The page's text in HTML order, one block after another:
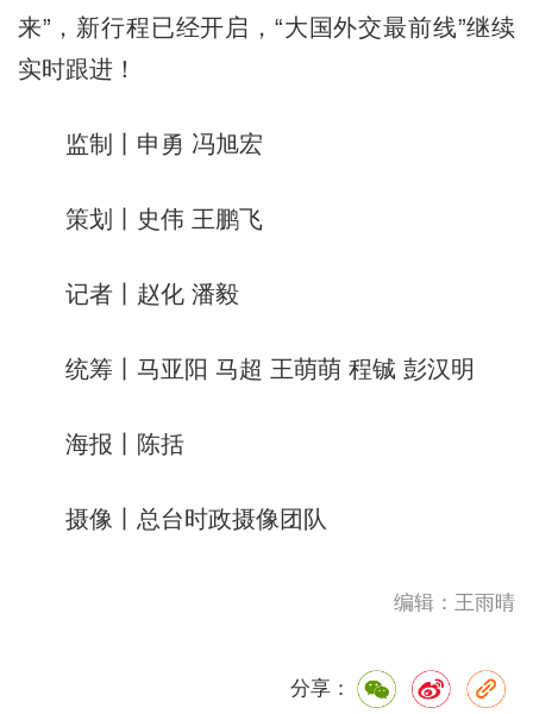
来”，新行程已经开启，“大国外交最前线”继续
实时跟进！
监制丨申勇 冯旭宏
策划丨史伟 王鹏飞
记者丨赵化 潘毅
统筹丨马亚阳 马超 王萌萌 程铖 彭汉明
海报丨陈括
摄像丨总台时政摄像团队
编辑：王雨晴
分享：